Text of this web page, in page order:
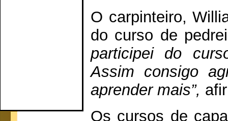
O carpinteiro,
do curso de
participei do
Assim consigo
aprender mais”,
Os cursos de